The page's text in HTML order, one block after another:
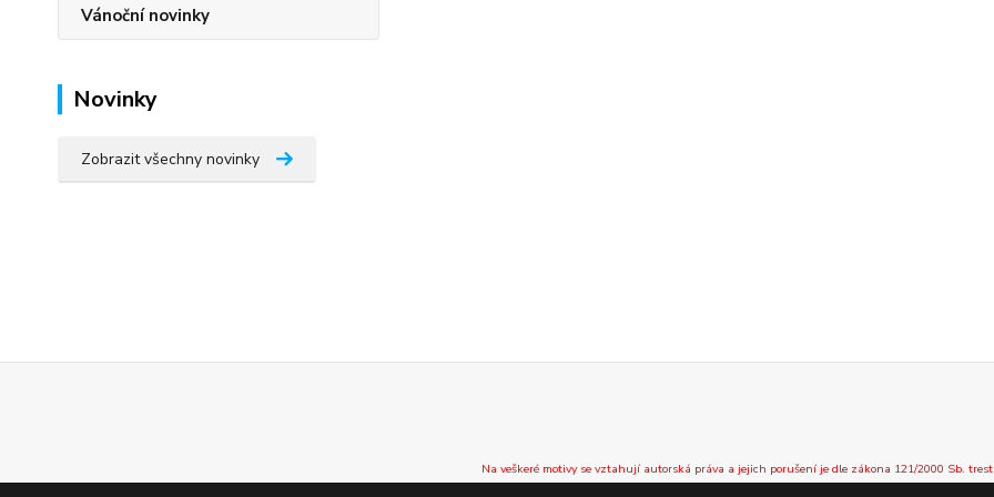
Vánoční novinky
Novinky
Zobrazit všechny novinky
Na veškeré motivy se vztahují autorská práva a jejich porušení je dle zákona 121/2000 Sb.